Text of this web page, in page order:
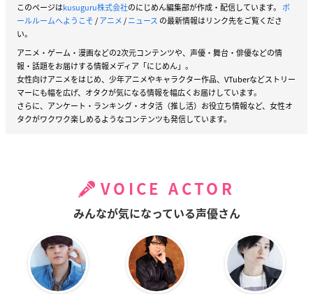
このページはkusuguru株式会社のにじめん編集部が作成・配信しています。 ボ
ールルームへようこそ/アニメ/ニュース の最新情報はリンク先をご覧くださ
い。
アニメ・ゲーム・漫画などの2次元コンテンツや、声優・舞台・俳優などの情
報・話題をお届けする情報メディア「にじめん」。
女性向けアニメをはじめ、少年アニメやキャラクター作品、VTuberなどストリー
マーにも幅を広げ、オタクが気になる情報を幅広くお届けしています。
さらに、アンケート・ランキング・オタ活（推し活）お役立ち情報など、女性オ
タクがワクワク楽しめるようなコンテンツも発信しています。
VOICE ACTOR
みんなが気になっている声優さん